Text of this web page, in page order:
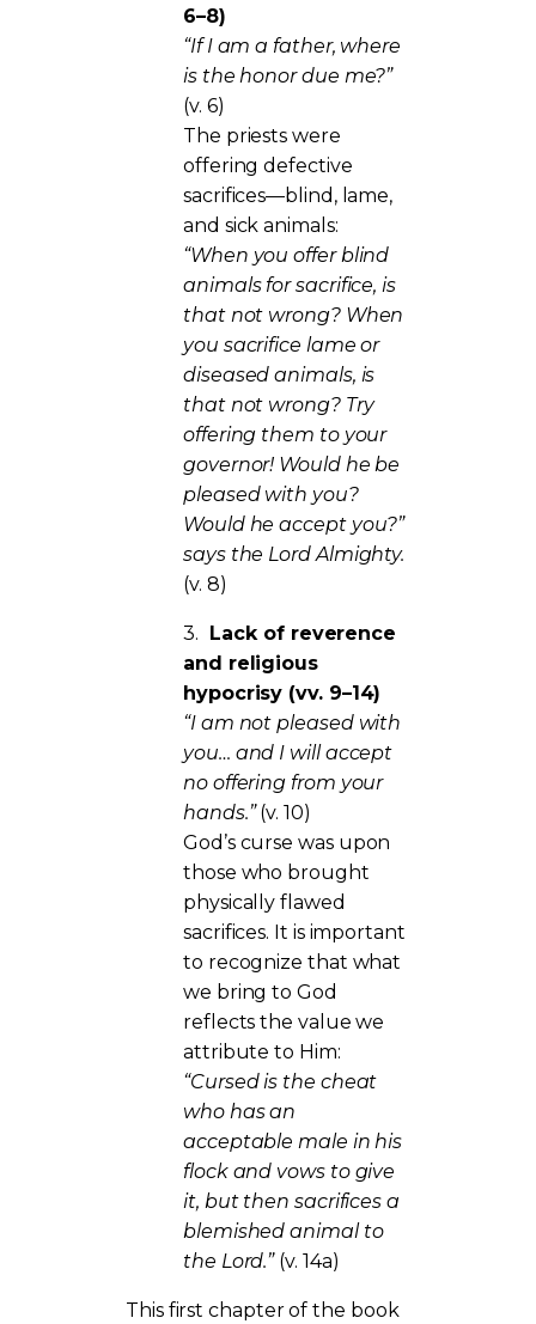
6–8)
“If I am a father, where
is the honor due me?”
(v. 6)
The priests were
offering defective
sacrifices—blind, lame,
and sick animals:
“When you offer blind
animals for sacrifice, is
that not wrong? When
you sacrifice lame or
diseased animals, is
that not wrong? Try
offering them to your
governor! Would he be
pleased with you?
Would he accept you?”
says the Lord Almighty.
(v. 8)
3. Lack of reverence
and religious
hypocrisy (vv. 9–14)
“I am not pleased with
you… and I will accept
no offering from your
hands.”(v. 10)
God’s curse was upon
those who brought
physically flawed
sacrifices. It is important
to recognize that what
we bring to God
reflects the value we
attribute to Him:
“Cursed is the cheat
who has an
acceptable male in his
flock and vows to give
it, but then sacrifices a
blemished animal to
the Lord.”(v. 14a)
This first chapter of the book